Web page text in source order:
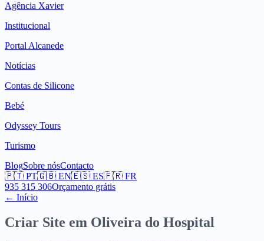
Agência Xavier
Institucional
Portal Alcanede
Notícias
Contas de Silicone
Bebé
Odyssey Tours
Turismo
BlogSobre nósContacto
🇵🇹 PT🇬🇧 EN🇪🇸 ES🇫🇷 FR
935 315 306Orçamento grátis
← Início
Criar Site em Oliveira do Hospital